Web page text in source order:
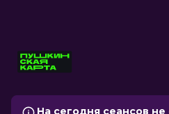
На сегодня сеансов не